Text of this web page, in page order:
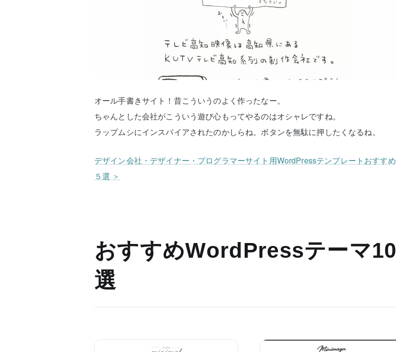
オール手書きサイト！昔こういうのよく作ったなー。
ちゃんとした会社がこういう遊び心もってやるのはオシャレですね。
ラップムシにインスパイアされたのかしらね。ボタンを無駄に押したくなるね。
デザイン会社・デザイナー・プログラマーサイト用WordPressテンプレートおすすめ
５選 ＞
おすすめWordPressテーマ10
選